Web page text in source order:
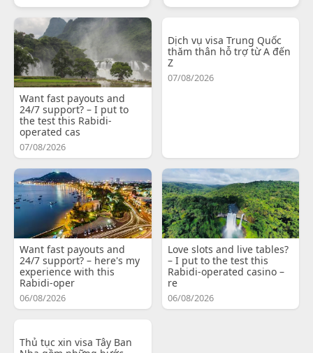
Want fast payouts and
24/7 support? – I put to
the test this Rabidi-
operated cas
07/08/2026
Dịch vụ visa Trung Quốc
thăm thân hỗ trợ từ A đến
Z
07/08/2026
Want fast payouts and
24/7 support? – here's my
experience with this
Rabidi-oper
06/08/2026
Love slots and live tables?
– I put to the test this
Rabidi-operated casino –
re
06/08/2026
Thủ tục xin visa Tây Ban